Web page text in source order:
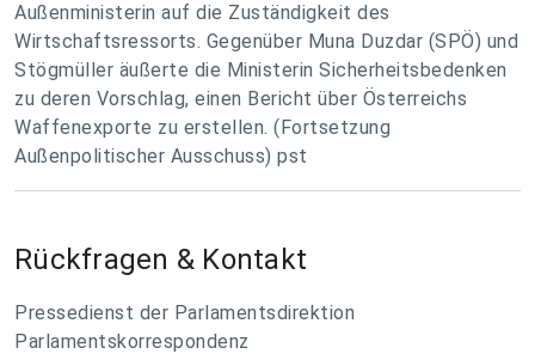
Außenministerin auf die Zuständigkeit des
Wirtschaftsressorts. Gegenüber Muna Duzdar (SPÖ) und
Stögmüller äußerte die Ministerin Sicherheitsbedenken
zu deren Vorschlag, einen Bericht über Österreichs
Waffenexporte zu erstellen. (Fortsetzung
Außenpolitischer Ausschuss) pst
Rückfragen & Kontakt
Pressedienst der Parlamentsdirektion
Parlamentskorrespondenz